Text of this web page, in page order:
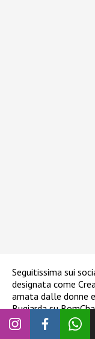
Seguitissima sui
designata come
amata dalle donne
Bugiarda su
Sapio, in cui ha
Grande Fratello,